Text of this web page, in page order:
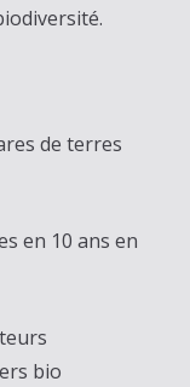
de terres
en 10 ans en
bio